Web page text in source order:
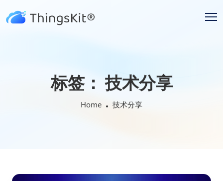
标签：技术分享
Home 技术分享